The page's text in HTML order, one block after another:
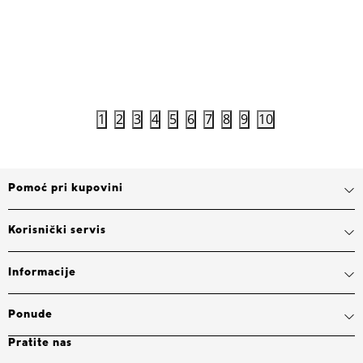
1 2 3 4 5 6 7 8 9 10
Pomoć pri kupovini
Korisnički servis
Informacije
Ponude
Pratite nas